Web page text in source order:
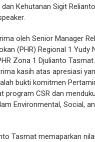
dan Kehutanan Sigit
oleh Senior Manager
(PHR) Regional 1 Yudy
Zona 1 Djulianto
kasih atas apresiasi
bukti komitmen
program CSR dan
Environmental, Social,
Tasmat memaparkan